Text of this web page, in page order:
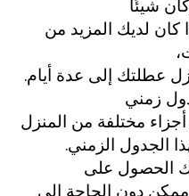
شيئًا
كان لديك المزيد من
عطلتك إلى عدة أيام.
زمني
مختلفة من المنزل
الجدول الزمني.
الحصول على
دون الحاجة إلى